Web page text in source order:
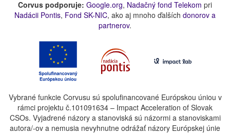
Corvus podporuje: Google.org, Nadačný fond Telekom pri
Nadácii Pontis, Fond SK-NIC, ako aj mnoho ďalších donorov a
partnerov.
Vybrané funkcie Corvusu sú spolufinancované Európskou úniou v
rámci projektu č.101091634 – Impact Acceleration of Slovak
CSOs. Vyjadrené názory a stanoviská sú názormi a stanoviskami
autora/-ov a nemusia nevyhnutne odrážať názory Európskej únie